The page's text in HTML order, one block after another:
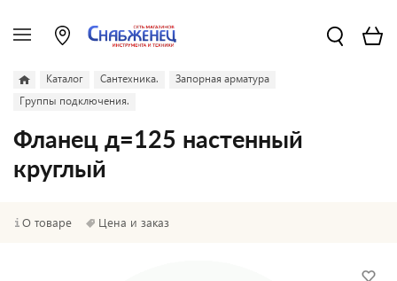
Каталог Сантехника.
Запорная арматура
Группы подключения.
Фланец д=125 настенный
круглый
О товаре Цена и заказ